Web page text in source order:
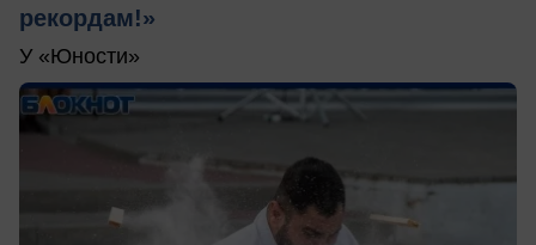
рекордам!»
У «Юности»